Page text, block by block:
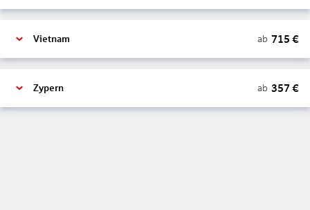
Vietnam ab 715 €
Zypern ab 357 €